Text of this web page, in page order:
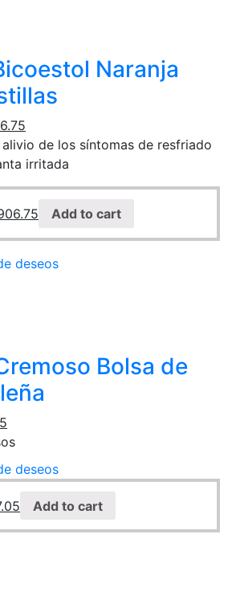
Naranja
de los síntomas de resfriado
irritada
Add to cart
deseos
Bolsa de
deseos
Add to cart